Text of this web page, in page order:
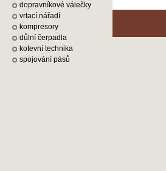
dopravníkové válečky
vrtací nářadí
kompresory
důlní čerpadla
kotevní technika
spojování pásů